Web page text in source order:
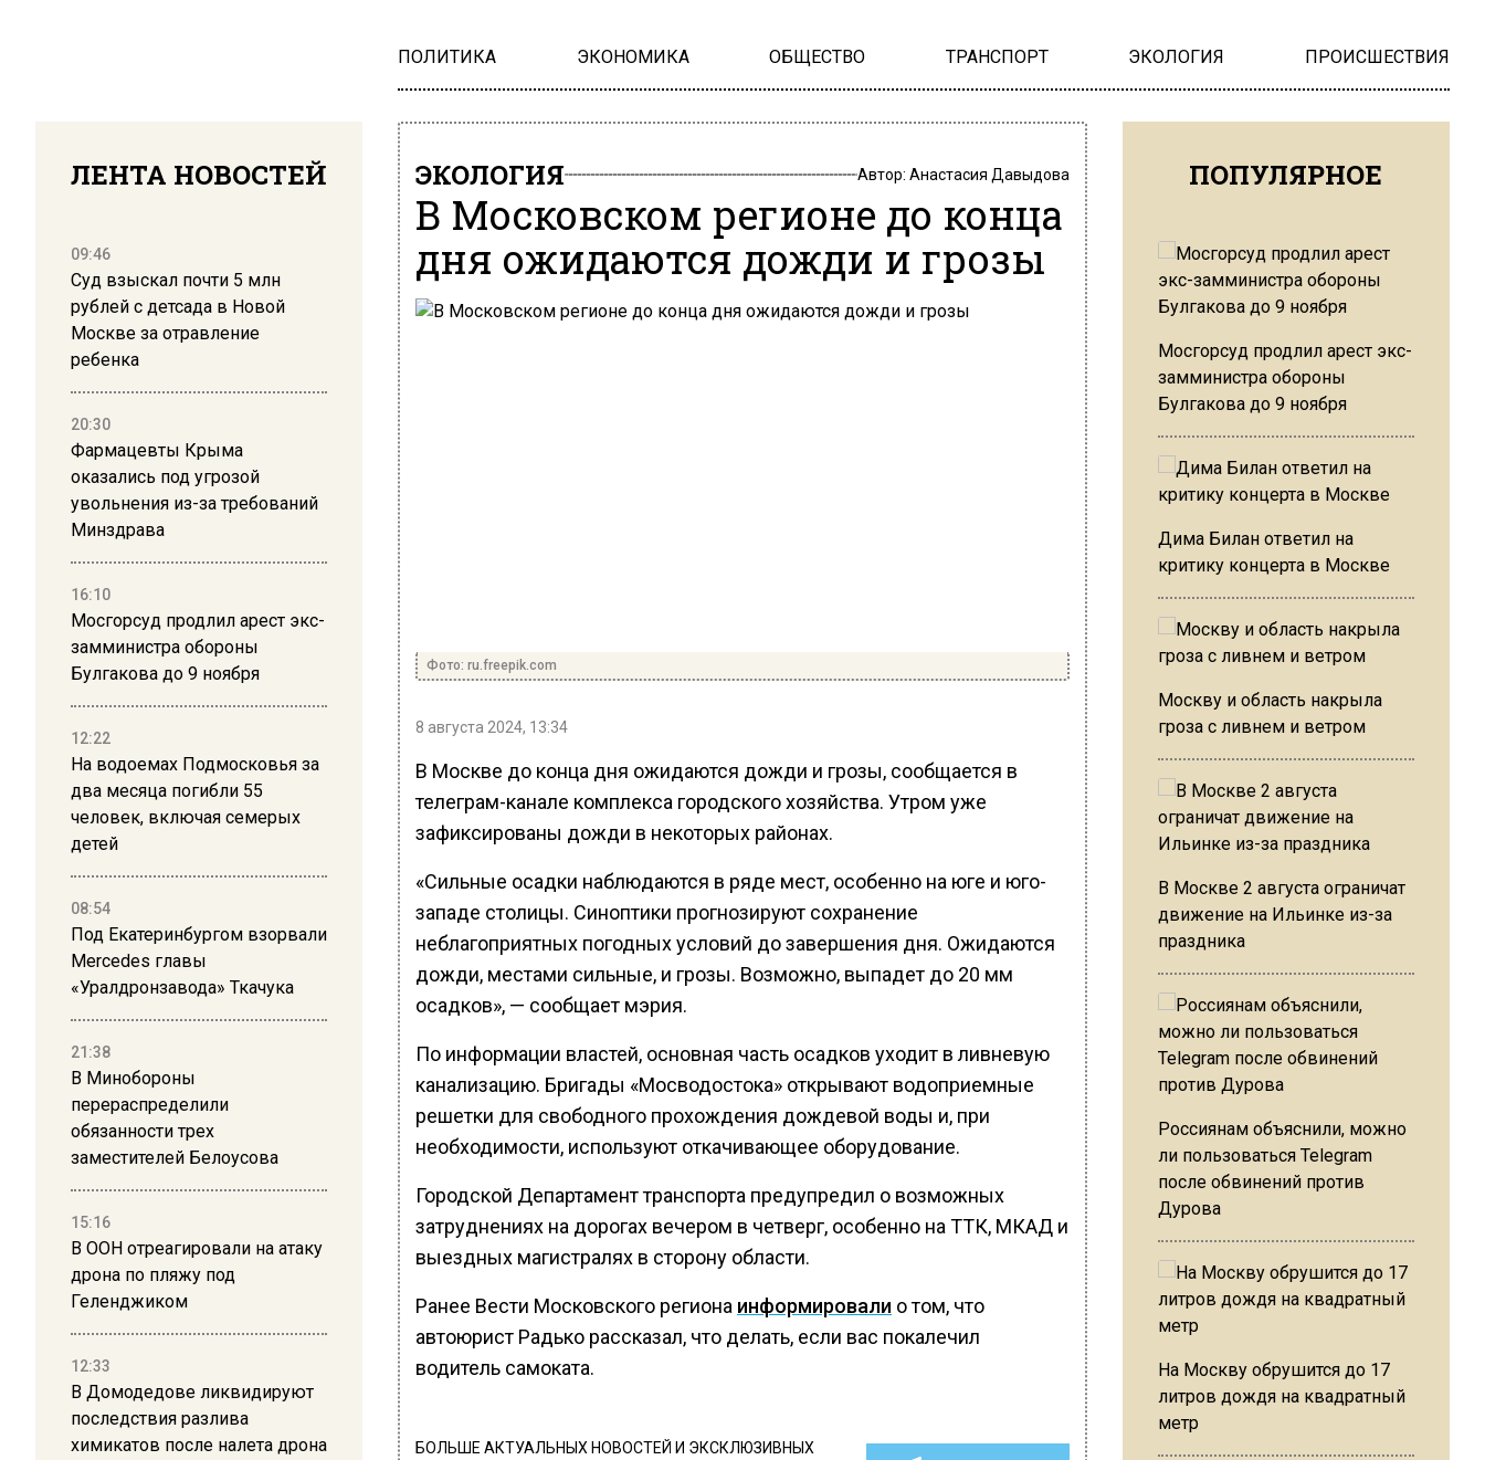
ПОЛИТИКА ЭКОНОМИКА ОБЩЕСТВО ТРАНСПОРТ ЭКОЛОГИЯ ПРОИСШЕСТВИЯ
ЛЕНТА НОВОСТЕЙ
09:46
Суд взыскал почти 5 млн
рублей с детсада в Новой
Москве за отравление
ребенка
20:30
Фармацевты Крыма
оказались под угрозой
увольнения из-за требований
Минздрава
16:10
Мосгорсуд продлил арест экс-
замминистра обороны
Булгакова до 9 ноября
12:22
На водоемах Подмосковья за
два месяца погибли 55
человек, включая семерых
детей
08:54
Под Екатеринбургом взорвали
Mercedes главы
«Уралдронзавода» Ткачука
21:38
В Минобороны
перераспределили
обязанности трех
заместителей Белоусова
15:16
В ООН отреагировали на атаку
дрона по пляжу под
Геленджиком
12:33
В Домодедове ликвидируют
последствия разлива
химикатов после налета дрона
ЭКОЛОГИЯ Автор: Анастасия Давыдова
В Московском регионе до конца
дня ожидаются дожди и грозы
Фото: ru.freepik.com
8 августа 2024, 13:34
В Москве до конца дня ожидаются дожди и грозы, сообщается в
телеграм-канале комплекса городского хозяйства. Утром уже
зафиксированы дожди в некоторых районах.
«Сильные осадки наблюдаются в ряде мест, особенно на юге и юго-
западе столицы. Синоптики прогнозируют сохранение
неблагоприятных погодных условий до завершения дня. Ожидаются
дожди, местами сильные, и грозы. Возможно, выпадет до 20 мм
осадков», — сообщает мэрия.
По информации властей, основная часть осадков уходит в ливневую
канализацию. Бригады «Мосводостока» открывают водоприемные
решетки для свободного прохождения дождевой воды и, при
необходимости, используют откачивающее оборудование.
Городской Департамент транспорта предупредил о возможных
затруднениях на дорогах вечером в четверг, особенно на ТТК, МКАД и
выездных магистралях в сторону области.
Ранее Вести Московского региона информировали о том, что
автоюрист Радько рассказал, что делать, если вас покалечил
водитель самоката.
БОЛЬШЕ АКТУАЛЬНЫХ НОВОСТЕЙ И ЭКСКЛЮЗИВНЫХ
ПОПУЛЯРНОЕ
Мосгорсуд продлил арест экс-
замминистра обороны
Булгакова до 9 ноября
Дима Билан ответил на
критику концерта в Москве
Москву и область накрыла
гроза с ливнем и ветром
В Москве 2 августа ограничат
движение на Ильинке из-за
праздника
Россиянам объяснили, можно
ли пользоваться Telegram
после обвинений против
Дурова
На Москву обрушится до 17
литров дождя на квадратный
метр